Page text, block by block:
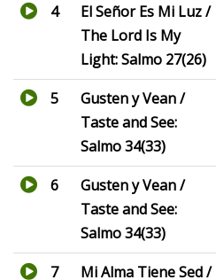
4
El Señor Es Mi Luz /
The Lord Is My
Light: Salmo 27(26)
5
Gusten y Vean /
Taste and See:
Salmo 34(33)
6
Gusten y Vean /
Taste and See:
Salmo 34(33)
7 Mi Alma Tiene Sed /